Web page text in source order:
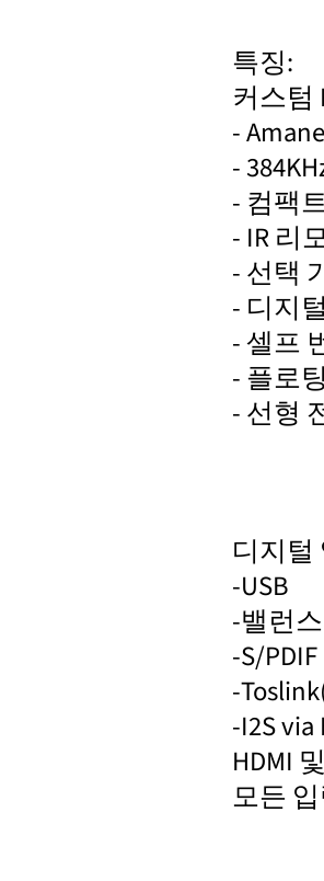
특징:
커스텀
-
-
- 컴팩
- IR 리
- 선택
- 디지
- 셀프
- 플로
- 선형
디지털
-USB
-밸런
-S/
-
-I2S via
HDMI
모든 입